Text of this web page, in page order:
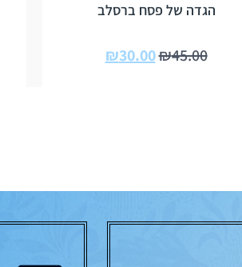
הגדה של פסח ברסלב
₪45.00
₪30.00